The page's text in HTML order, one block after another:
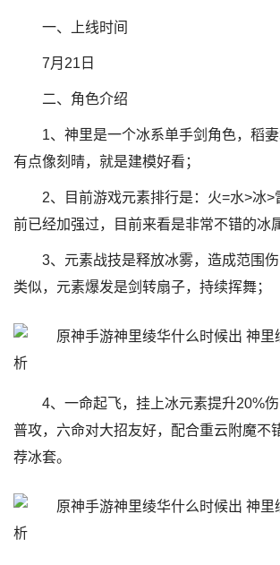
一、上线时间
7月21日
二、角色介绍
1、神里是一个冰系单手剑角色，稻
有点像刻晴，就是建模好看；
2、目前游戏元素排行是：火=水>冰>
前已经加强过，目前来看是非常不错的冰
3、元素战技是释放冰雾，造成范围
类似，元素爆发是剑转扇子，持续挥舞；
4、一命起飞，挂上冰元素提升20%
普攻，六命对大招友好，配合重云附魔不
荐冰套。